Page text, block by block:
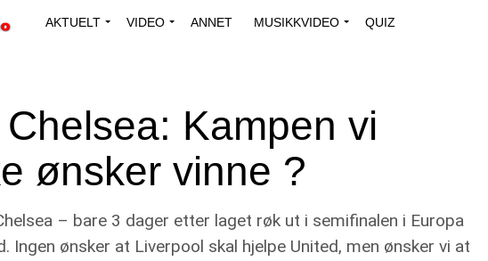
AKTUELT VIDEO ANNET MUSIKKVIDEO QUIZ
Kampen vi
ønsker vinne ?
– bare 3 dager etter laget røk ut i semifinalen i Europa
Ingen ønsker at Liverpool skal hjelpe United, men ønsker vi at